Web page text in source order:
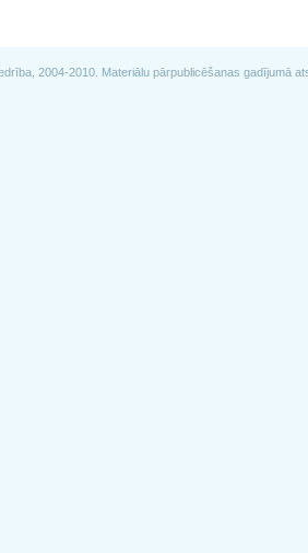
2004-2010. Materiālu pārpublicēšanas gadījumā